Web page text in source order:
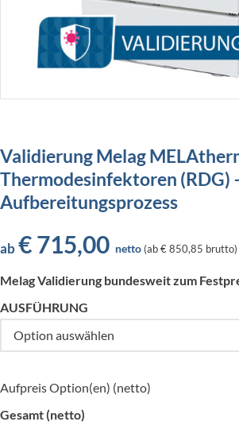
Validierung Melag
Thermodesinfektoren (RDG)
Aufbereitungsprozess
ab €715,00 netto (ab€ 850,85 brutto)
Melag Validierung bundesweit zum
AUSFÜHRUNG
Aufpreis Option(en) (netto)
Gesamt (netto)